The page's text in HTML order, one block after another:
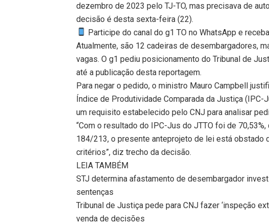
dezembro de 2023 pelo TJ-TO, mas precisava de
decisão é desta sexta-feira (22).
Participe do canal do g1 TO no WhatsApp e
Atualmente, são 12 cadeiras de desembargadores,
vagas. O g1 pediu posicionamento do Tribunal de
até a publicação desta reportagem.
Para negar o pedido, o ministro Mauro Campbell
Índice de Produtividade Comparada da Justiça (IPC-
um requisito estabelecido pelo CNJ para analisar
“Com o resultado do IPC-Jus do JTTO foi de
184/213, o presente anteprojeto de lei está obstado
critérios”, diz trecho da decisão.
LEIA TAMBÉM
STJ determina afastamento de desembargador
sentenças
Tribunal de Justiça pede para CNJ fazer ‘inspeção
venda de decisões